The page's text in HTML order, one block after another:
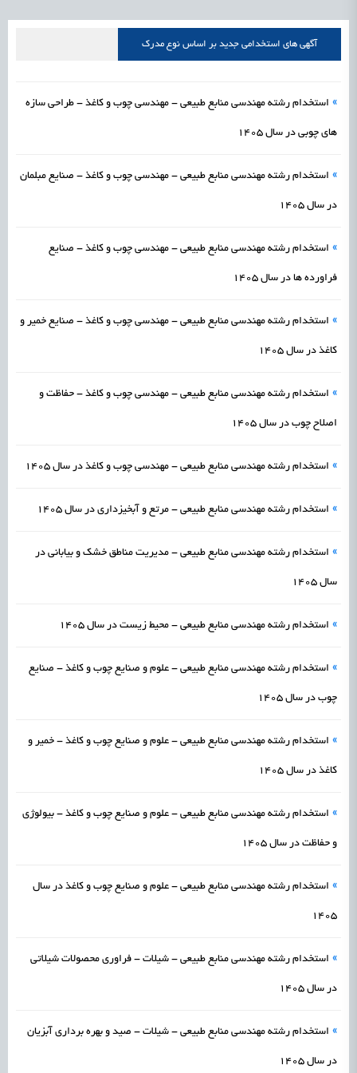
علمی
1405/05/18 اشتغال و کارآفرینی رسیدن مجوز ایجاد «سندباکس» به نهادهای توسعه‌ای و صنفی
آگهی های استخدامی جدید بر اساس نوع مدرک
» استخدام رشته مهندسی منابع طبیعی - مهندسی چوب و کاغذ - طراحی سازه
های چوبی در سال 1405
» استخدام رشته مهندسی منابع طبیعی - مهندسی چوب و کاغذ - صنایع مبلمان
در سال 1405
» استخدام رشته مهندسی منابع طبیعی - مهندسی چوب و کاغذ - صنایع
فراورده ها در سال 1405
» استخدام رشته مهندسی منابع طبیعی - مهندسی چوب و کاغذ - صنایع خمیر و
کاغذ در سال 1405
» استخدام رشته مهندسی منابع طبیعی - مهندسی چوب و کاغذ - حفاظت و
اصلاح چوب در سال 1405
» استخدام رشته مهندسی منابع طبیعی - مهندسی چوب و کاغذ در سال 1405
» استخدام رشته مهندسی منابع طبیعی - مرتع و آبخیزداری در سال 1405
» استخدام رشته مهندسی منابع طبیعی - مدیریت مناطق خشک و بیابانی در
سال 1405
» استخدام رشته مهندسی منابع طبیعی - محیط زیست در سال 1405
» استخدام رشته مهندسی منابع طبیعی - علوم و صنایع چوب و کاغذ - صنایع
چوب در سال 1405
» استخدام رشته مهندسی منابع طبیعی - علوم و صنایع چوب و کاغذ - خمیر و
کاغذ در سال 1405
» استخدام رشته مهندسی منابع طبیعی - علوم و صنایع چوب و کاغذ - بیولوژی
و حفاظت در سال 1405
» استخدام رشته مهندسی منابع طبیعی - علوم و صنایع چوب و کاغذ در سال
1405
» استخدام رشته مهندسی منابع طبیعی - شیلات - فراوری محصولات شیلاتی
در سال 1405
» استخدام رشته مهندسی منابع طبیعی - شیلات - صید و بهره برداری آبزیان
در سال 1405